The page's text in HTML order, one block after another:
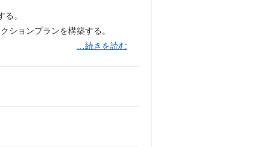
。
ションプランを構築する。
…続きを読む